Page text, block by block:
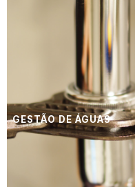
GESTÃO DE ÁGUAS